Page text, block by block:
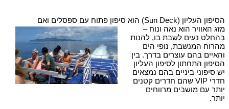
הסיפון העליון (Sun Deck) הוא סיפון פתוח עם ספסלים ואם
מזג האוויר הוא נאה ונוח –
בהחלט נעים לשבת בו, להנות
מהרוח המנשבת, נופי הים
והאיים בהם עוצרים בדרך. בין
הסיפון התחתון לסיפון העליון
יש סיפוני ביניים בהם נמצאים
חדרי VIP שהם חדרים קטנים
יותר עם מושבים מרווחים
יותר.